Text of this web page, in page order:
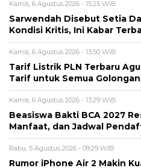
Kamis, 6 Agustus 2026 - 13:29 WIB
Beasiswa Bakti BCA 2027
Manfaat, dan Jadwal
Rabu, 5 Agustus 2026 - 09:29 WIB
Rumor iPhone Air 2 Makin
Chip 2nm Jadi Sorotan
BERITA TERBARU
Internasional
Sertijab Polres Barru, Kapolres
Dorong Pelayanan kepada